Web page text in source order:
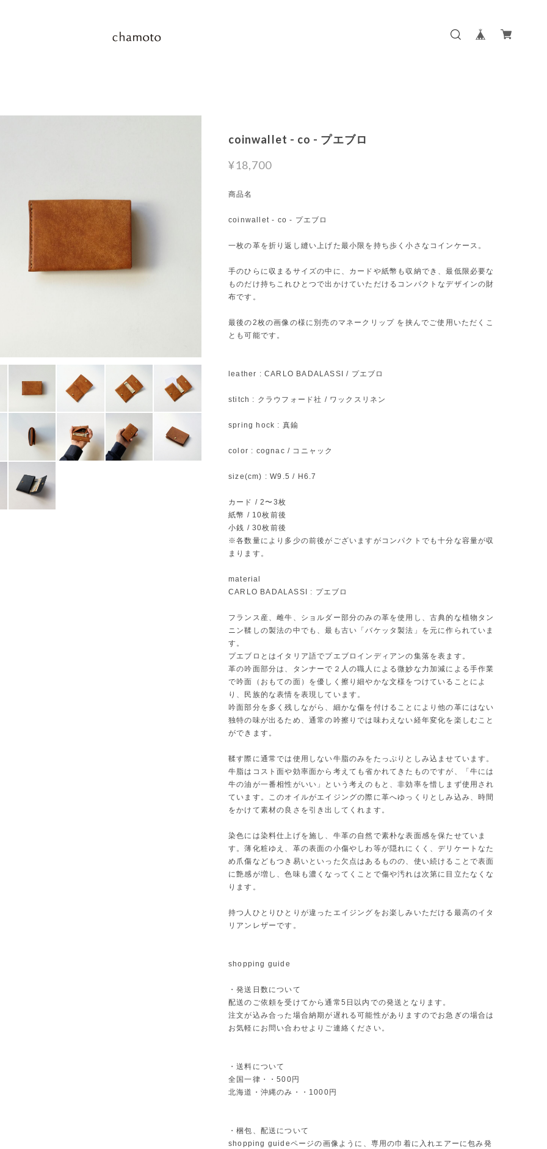
coinwallet - co - プエブロ
¥18,700
商品名
coinwallet - co - プエブロ
一枚の革を折り返し縫い上げた最小限を持ち歩く小さなコインケース。
手のひらに収まるサイズの中に、カードや紙幣も収納でき、最低限必要な
ものだけ持ちこれひとつで出かけていただけるコンパクトなデザインの財
布です。
最後の2枚の画像の様に別売のマネークリップ を挟んでご使用いただくこ
とも可能です。
leather : CARLO BADALASSI / プエブロ
stitch : クラウフォード社 / ワックスリネン
spring hock : 真鍮
color : cognac / コニャック
size(cm) : W9.5 / H6.7
カード / 2〜3枚
紙幣 / 10枚前後
小銭 / 30枚前後
※各数量により多少の前後がございますがコンパクトでも十分な容量が収
まります。
material
CARLO BADALASSI : プエブロ
フランス産、雌牛、ショルダー部分のみの革を使用し、古典的な植物タン
ニン鞣しの製法の中でも、最も古い「バケッタ製法」を元に作られていま
す。
プエブロとはイタリア語でプエブロインディアンの集落を表ます。
革の吟面部分は、タンナーで２人の職人による微妙な力加減による手作業
で吟面（おもての面）を優しく擦り細やかな文様をつけていることによ
り、民族的な表情を表現しています。
吟面部分を多く残しながら、細かな傷を付けることにより他の革にはない
独特の味が出るため、通常の吟擦りでは味わえない経年変化を楽しむこと
ができます。
鞣す際に通常では使用しない牛脂のみをたっぷりとしみ込ませています。
牛脂はコスト面や効率面から考えても省かれてきたものですが、「牛には
牛の油が一番相性がいい」という考えのもと、非効率を惜しまず使用され
ています。このオイルがエイジングの際に革へゆっくりとしみ込み、時間
をかけて素材の良さを引き出してくれます。
染色には染料仕上げを施し、牛革の自然で素朴な表面感を保たせていま
す。薄化粧ゆえ、革の表面の小傷やしわ等が隠れにくく、デリケートなた
め爪傷などもつき易いといった欠点はあるものの、使い続けることで表面
に艶感が増し、色味も濃くなってくことで傷や汚れは次第に目立たなくな
ります。
持つ人ひとりひとりが違ったエイジングをお楽しみいただける最高のイタ
リアンレザーです。
shopping guide
・発送日数について
配送のご依頼を受けてから通常5日以内での発送となります。
注文が込み合った場合納期が遅れる可能性がありますのでお急ぎの場合は
お気軽にお問い合わせよりご連絡ください。
・送料について
全国一律・・500円
北海道・沖縄のみ・・1000円
・梱包、配送について
shopping guideページの画像ように、専用の巾着に入れエアーに包み発